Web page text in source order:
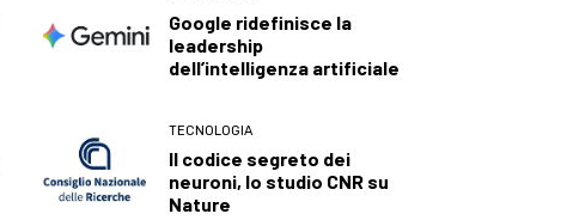
Google ridefinisce la
leadership
dell’intelligenza artificiale
TECNOLOGIA
Il codice segreto dei
neuroni, lo studio CNR su
Nature